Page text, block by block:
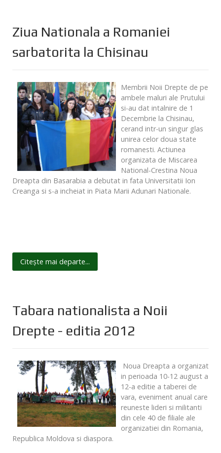
Ziua Nationala a Romaniei
sarbatorita la Chisinau
Membrii Noii Drepte de pe
ambele maluri ale Prutului
si-au dat intalnire de 1
Decembrie la Chisinau,
cerand intr-un singur glas
unirea celor doua state
romanesti. Actiunea
organizata de Miscarea
National-Crestina Noua
Dreapta din Basarabia a debutat in fata Universitatii Ion
Creanga si s-a incheiat in Piata Marii Adunari Nationale.
Citește mai departe...
Tabara nationalista a Noii
Drepte - editia 2012
Noua Dreapta a organizat
in perioada 10-12 august a
12-a editie a taberei de
vara, eveniment anual care
reuneste lideri si militanti
din cele 40 de filiale ale
organizatiei din Romania,
Republica Moldova si diaspora.